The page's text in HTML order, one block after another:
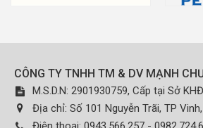
CÔNG TY TNHH TM & DV MẠNH
M.S.D.N: 2901930759, Cấp tại Sở
Địa chỉ: Số 101 Nguyễn Trãi, TP